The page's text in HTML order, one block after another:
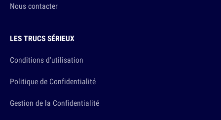
Nous contacter
LES TRUCS SÉRIEUX
Conditions d'utilisation
Politique de Confidentialité
Gestion de la Confidentialité